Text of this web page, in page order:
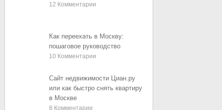
12 Комментарии
Как переехать в Москву:
пошаговое руководство
10 Комментарии
Сайт недвижимости Циан.ру
или как быстро снять квартиру
в Москве
8 Комментарии